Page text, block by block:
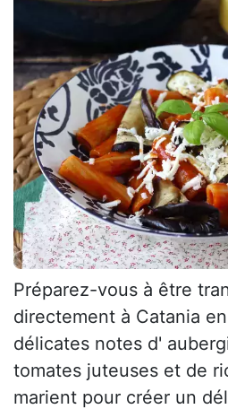
Préparez-vous à être
directement à Catania
délicates notes d'
tomates juteuses et de
marient pour créer un